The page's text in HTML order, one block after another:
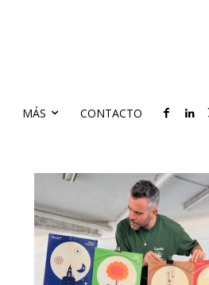
MÁS CONTACTO